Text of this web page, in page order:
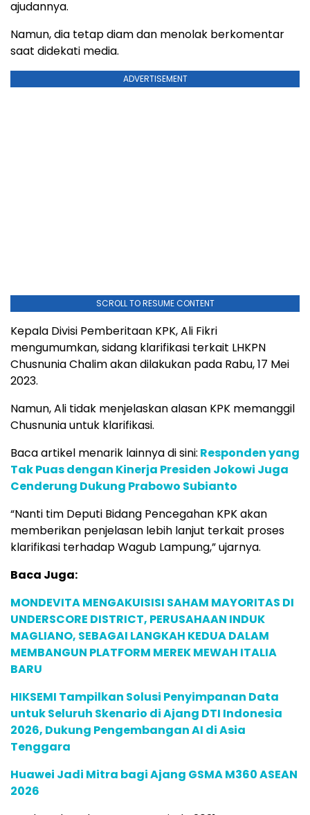
ajudannya.
Namun, dia tetap diam dan menolak berkomentar
saat didekati media.
ADVERTISEMENT
SCROLL TO RESUME CONTENT
Kepala Divisi Pemberitaan KPK, Ali Fikri
mengumumkan, sidang klarifikasi terkait LHKPN
Chusnunia Chalim akan dilakukan pada Rabu, 17 Mei
2023.
Namun, Ali tidak menjelaskan alasan KPK memanggil
Chusnunia untuk klarifikasi.
Baca artikel menarik lainnya di sini: Responden yang
Tak Puas dengan Kinerja Presiden Jokowi Juga
Cenderung Dukung Prabowo Subianto
“Nanti tim Deputi Bidang Pencegahan KPK akan
memberikan penjelasan lebih lanjut terkait proses
klarifikasi terhadap Wagub Lampung,” ujarnya.
Baca Juga:
MONDEVITA MENGAKUISISI SAHAM MAYORITAS DI
UNDERSCORE DISTRICT, PERUSAHAAN INDUK
MAGLIANO, SEBAGAI LANGKAH KEDUA DALAM
MEMBANGUN PLATFORM MEREK MEWAH ITALIA
BARU
HIKSEMI Tampilkan Solusi Penyimpanan Data
untuk Seluruh Skenario di Ajang DTI Indonesia
2026, Dukung Pengembangan AI di Asia
Tenggara
Huawei Jadi Mitra bagi Ajang GSMA M360 ASEAN
2026